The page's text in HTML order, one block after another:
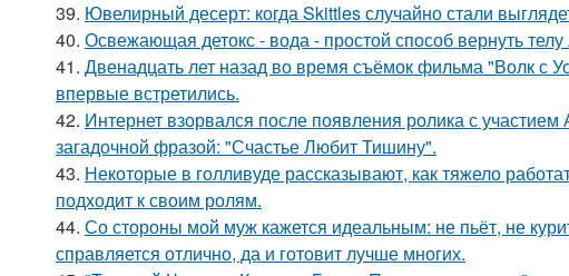
39. Ювелирный десерт: когда Skittles случайно стали
40. Освежающая детокс - вода - простой способ вернуть
41. Двенадцать лет назад во время съёмок фильма "Волк с
впервые встретились.
42. Интернет взорвался после появления ролика с
загадочной фразой: "Счастье Любит Тишину".
43. Некоторые в голливуде рассказывают, как тяжело
подходит к своим ролям.
44. Со стороны мой муж кажется идеальным: не пьёт, не
справляется отлично, да и готовит лучше многих.